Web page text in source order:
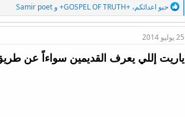
ا
ل
ت
ف
ا
ل
حبو اعدائكم، +GOSPEL OF TRUTH+ و Samir poet
25 يوليو 2014
ياريت إللي يعرف القديمين سواءاً عن